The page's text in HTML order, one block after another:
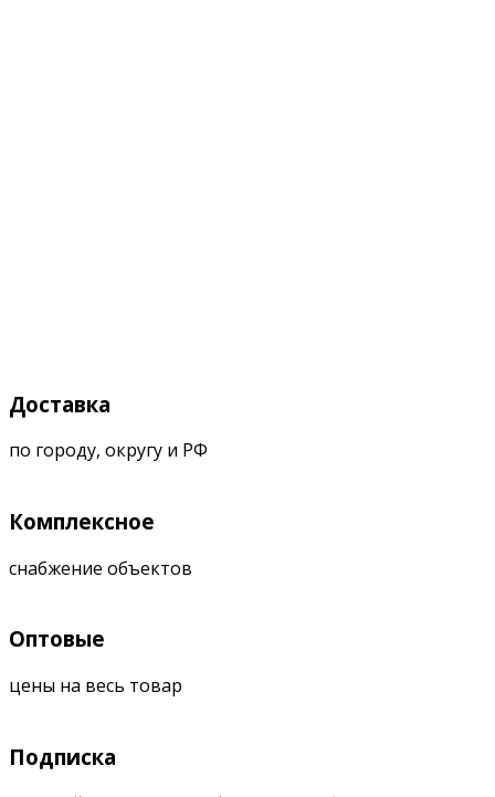
Доставка
по городу, округу и РФ
Комплексное
снабжение объектов
Оптовые
цены на весь товар
Подписка